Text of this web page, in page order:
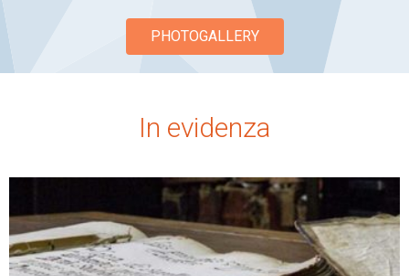
PHOTOGALLERY
In evidenza